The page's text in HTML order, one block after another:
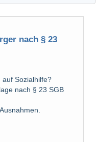
nach § 23
auf Sozialhilfe?
nach § 23 SGB